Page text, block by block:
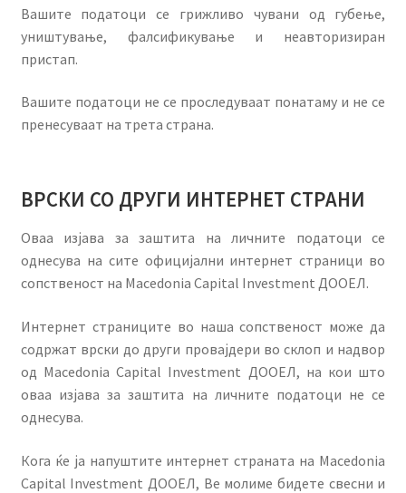
Вашите податоци се грижливо чувани од губење,
уништување, фалсификување и неавторизиран
пристап.
Вашите податоци не се проследуваат понатаму и не се
пренесуваат на трета страна.
ВРСКИ СО ДРУГИ ИНТЕРНЕТ СТРАНИ
Оваа изјава за заштита на личните податоци се
однесува на сите официјални интернет страници во
сопственост на Macedonia Capital Investment ДООЕЛ.
Интернет страниците во наша сопственост може да
содржат врски до други провајдери во склоп и надвор
од Macedonia Capital Investment ДООЕЛ, на кои што
оваа изјава за заштита на личните податоци не се
однесува.
Кога ќе ја напуштите интернет страната на Macedonia
Capital Investment ДООЕЛ, Ве молиме бидете свесни и